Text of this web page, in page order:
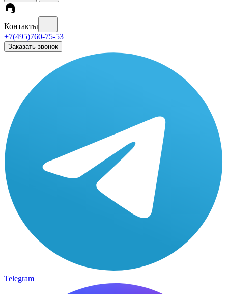
Контакты
+7(495)760-75-53
Заказать звонок
Telegram